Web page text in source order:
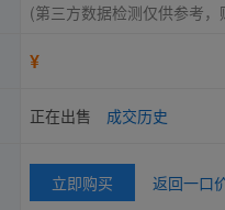
(第三方数据检测仅供参考
¥
正在出售 成交历史
立即购买 返回一口